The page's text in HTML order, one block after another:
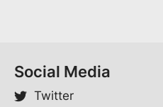
Social Media
Twitter